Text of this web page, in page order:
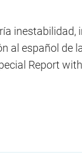
al español de
Report